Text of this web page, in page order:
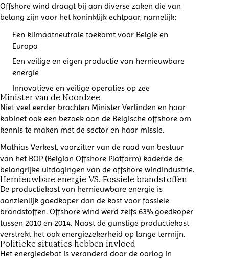
Offshore wind draagt bij aan diverse zaken die van
belang zijn voor het koninklijk echtpaar, namelijk:
Een klimaatneutrale toekomt voor België en
Europa
Een veilige en eigen productie van hernieuwbare
energie
Innovatieve en veilige operaties op zee
Minister van de Noordzee
Niet veel eerder brachten Minister Verlinden en haar
kabinet ook een bezoek aan de Belgische offshore om
kennis te maken met de sector en haar missie.
Mathias Verkest, voorzitter van de raad van bestuur
van het BOP (Belgian Offshore Platform) kaderde de
belangrijke uitdagingen van de offshore windindustrie.
Hernieuwbare energie VS. Fossiele brandstoffen
De productiekost van hernieuwbare energie is
aanzienlijk goedkoper dan de kost voor fossiele
brandstoffen. Offshore wind werd zelfs 63% goedkoper
tussen 2010 en 2014. Naast de gunstige productiekost
verstrekt het ook energiezekerheid op lange termijn.
Politieke situaties hebben invloed
Het energiedebat is veranderd door de oorlog in